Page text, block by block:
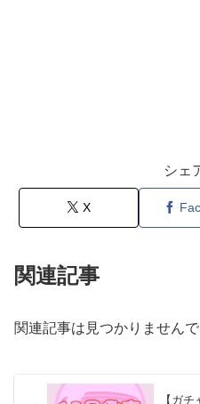
シェ
X
関連記事
関連記事は見つかりませんで
【ガ